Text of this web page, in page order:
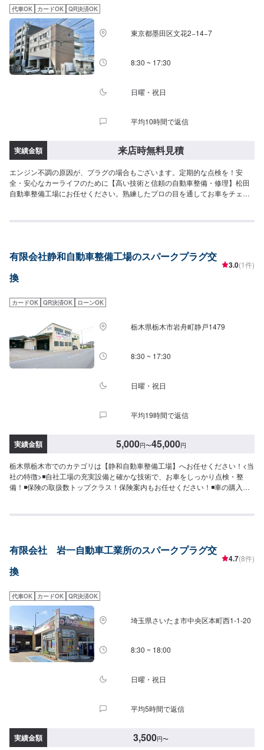
相談ください。※代車の燃料代はお客様にご負担いただいております。<定休
日・営業時間>定休日：なし営業時間：9:00~18:00クレジット・QR決済など
をご希望の方は事前にお申し付けください。
代車OK カードOK QR決済OK
東京都墨田区文花2−14−7
8:30 ~ 17:30
日曜・祝日
平均10時間で返信
実績金額 来店時無料見積
エンジン不調の原因が、プラグの場合もございます。定期的な点検を！安
全・安心なカーライフのために【高い技術と信頼の自動車整備・修理】松田
自動車整備工場にお任せください。熟練したプロの目を通してお車をチェッ
のネットワークDRPネットワーク加盟工場です！！DRPは北海道から九州・
車について】代車の無料貸し出しサービスがございますので、ご希望の方は
お申し付けください。※燃料代はお客様負担となります。※状況により貸出で
きかねる場合がございます。【パーツについて】パーツ持ち込み・販売可
い。ご購入希望の方▶️オファーにて車種情報をお送りください。
有限会社静和自動車整備工場のスパークプラグ交
換
3.0(1件)
カードOK QR決済OK ローンOK
栃木県栃木市岩舟町静戸1479
8:30 ~ 17:30
日曜・祝日
平均19時間で返信
実績金額 5,000円〜45,000円
栃木県栃木市でのカテゴリは【静和自動車整備工場】へお任せください！<当
社の特徴>◾自社工場の充実設備と確かな技術で、お車をしっかり点検・整
備！◾保険の取扱数トップクラス！保険案内もお任せください！◾車の購入か
あまり取れない…などのご相談もお気軽にどうぞ！【1】オファーにてお問い
す。納期は前後する場合がございます。予めご了承ください。-----代車につい
て-----代車をご用意しています。お車の作業中は代車をご利用ください。※代
車の燃料代はお客様にご負担いただいております。-----ご来店時の注意、受付
空いているスペースに駐車してください。受付はスタッフへ「メンテモで予
約しました」とお伝えください。ご案内いたします。【定休日・営業時間】
定休日：日曜日、祝日営業時間：8:30~17:30
有限会社 岩一自動車工業所のスパークプラグ交
換
4.7(8件)
代車OK カードOK QR決済OK
埼玉県さいたま市中央区本町西1-1-20
8:30 ~ 18:00
日曜・祝日
平均5時間で返信
実績金額 3,500円〜